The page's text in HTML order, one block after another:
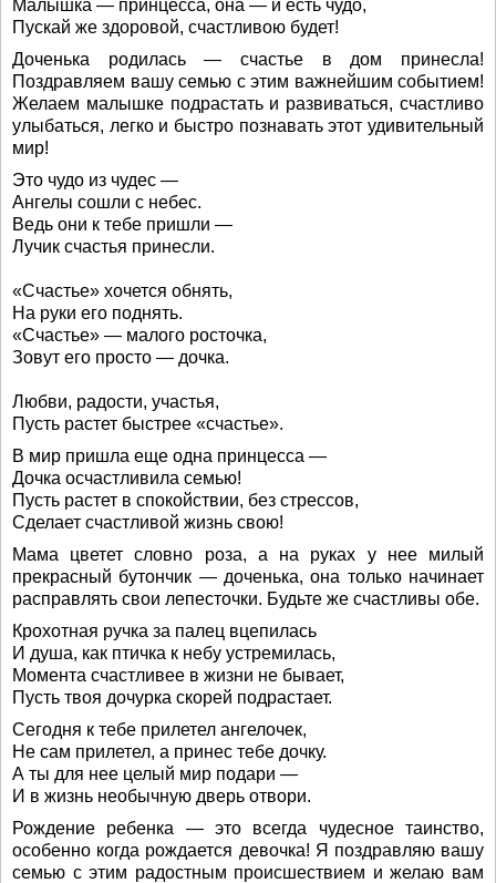
Малышка — принцесса, она — и есть чудо,
Пускай же здоровой, счастливою будет!
Доченька родилась — счастье в дом принесла!
Поздравляем вашу семью с этим важнейшим событием!
Желаем малышке подрастать и развиваться, счастливо
улыбаться, легко и быстро познавать этот удивительный
мир!
Это чудо из чудес —
Ангелы сошли с небес.
Ведь они к тебе пришли —
Лучик счастья принесли.
«Счастье» хочется обнять,
На руки его поднять.
«Счастье» — малого росточка,
Зовут его просто — дочка.
Любви, радости, участья,
Пусть растет быстрее «счастье».
В мир пришла еще одна принцесса —
Дочка осчастливила семью!
Пусть растет в спокойствии, без стрессов,
Сделает счастливой жизнь свою!
Мама цветет словно роза, а на руках у нее милый
прекрасный бутончик — доченька, она только начинает
расправлять свои лепесточки. Будьте же счастливы обе.
Крохотная ручка за палец вцепилась
И душа, как птичка к небу устремилась,
Момента счастливее в жизни не бывает,
Пусть твоя дочурка скорей подрастает.
Сегодня к тебе прилетел ангелочек,
Не сам прилетел, а принес тебе дочку.
А ты для нее целый мир подари —
И в жизнь необычную дверь отвори.
Рождение ребенка — это всегда чудесное таинство,
особенно когда рождается девочка! Я поздравляю вашу
семью с этим радостным происшествием и желаю вам